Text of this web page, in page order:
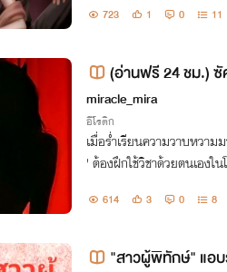
ค้นในอดีต
723 1 0 11
(อ่านฟรี 24 ชม.) ซั
อง! (มี e-book)
miracle_mira
อีโรติก
เมื่อร่ำเรียนความวาบหวา
' ต้องฝึกใช้วิชาด้วยตนเอง
614 3 0 8
"สาวผู้พิทักษ์" แอ